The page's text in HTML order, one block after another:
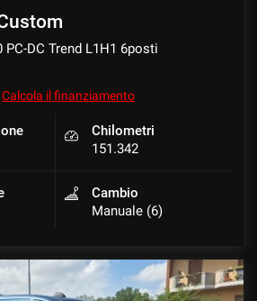
PC-DC Trend L1H1 6posti
Calcola il finanziamento
Chilometri
151.342
Cambio
Manuale (6)